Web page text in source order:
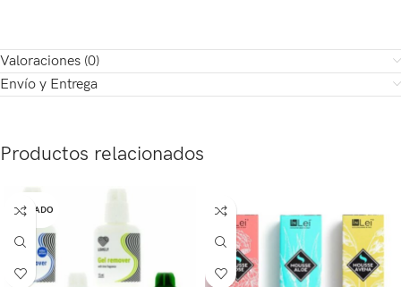
Valoraciones (0)
Envío y Entrega
Productos relacionados
AGOTADO